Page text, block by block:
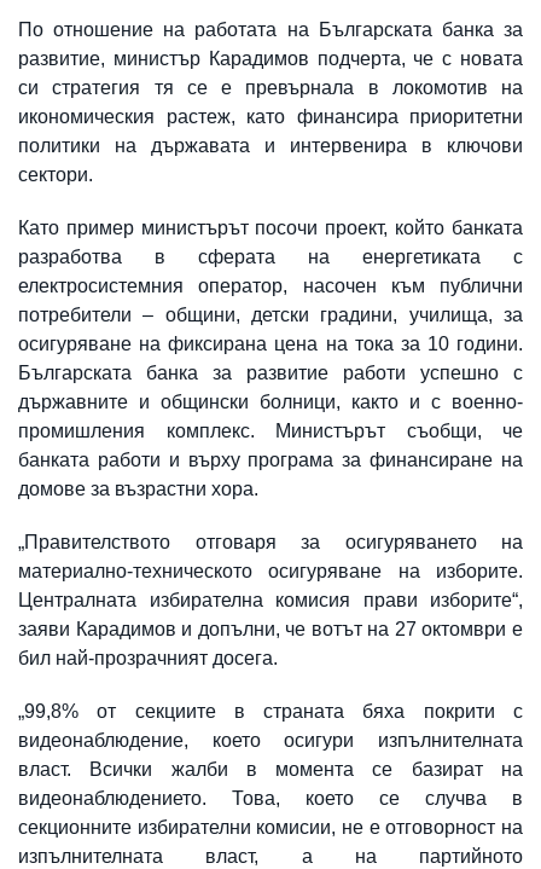
По отношение на работата на Българската банка за
развитие, министър Карадимов подчерта, че с новата
си стратегия тя се е превърнала в локомотив на
икономическия растеж, като финансира приоритетни
политики на държавата и интервенира в ключови
сектори.
Като пример министърът посочи проект, който банката
разработва в сферата на енергетиката с
електросистемния оператор, насочен към публични
потребители – общини, детски градини, училища, за
осигуряване на фиксирана цена на тока за 10 години.
Българската банка за развитие работи успешно с
държавните и общински болници, както и с военно-
промишления комплекс. Министърът съобщи, че
банката работи и върху програма за финансиране на
домове за възрастни хора.
„Правителството отговаря за осигуряването на
материално-техническото осигуряване на изборите.
Централната избирателна комисия прави изборите“,
заяви Карадимов и допълни, че вотът на 27 октомври е
бил най-прозрачният досега.
„99,8% от секциите в страната бяха покрити с
видеонаблюдение, което осигури изпълнителната
власт. Всички жалби в момента се базират на
видеонаблюдението. Това, което се случва в
секционните избирателни комисии, не е отговорност на
изпълнителната власт, а на партийното